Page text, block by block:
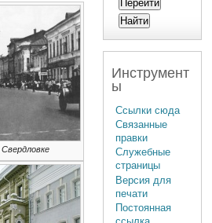
Свердловке
Инструмент
ы
Ссылки сюда
Связанные
правки
Служебные
страницы
Версия для
печати
Постоянная